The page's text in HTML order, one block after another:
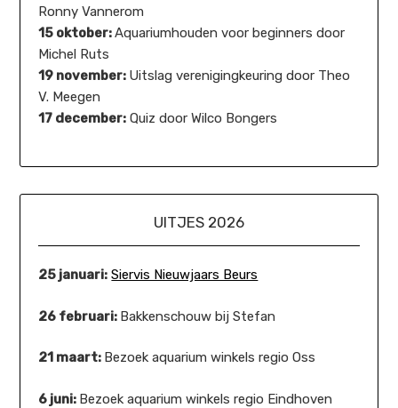
Ronny Vannerom
15 oktober:Aquariumhouden voor beginners door
Michel Ruts
19 november: Uitslag verenigingkeuring door Theo
V. Meegen
17 december: Quiz door Wilco Bongers
UITJES 2026
25 januari: Siervis Nieuwjaars Beurs
26 februari: Bakkenschouw bij Stefan
21 maart: Bezoek aquarium winkels regio Oss
6 juni: Bezoek aquarium winkels regio Eindhoven